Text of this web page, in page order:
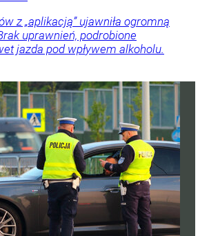
z „aplikacją” ujawniła ogromną
uprawnień, podrobione
jazda pod wpływem alkoholu.